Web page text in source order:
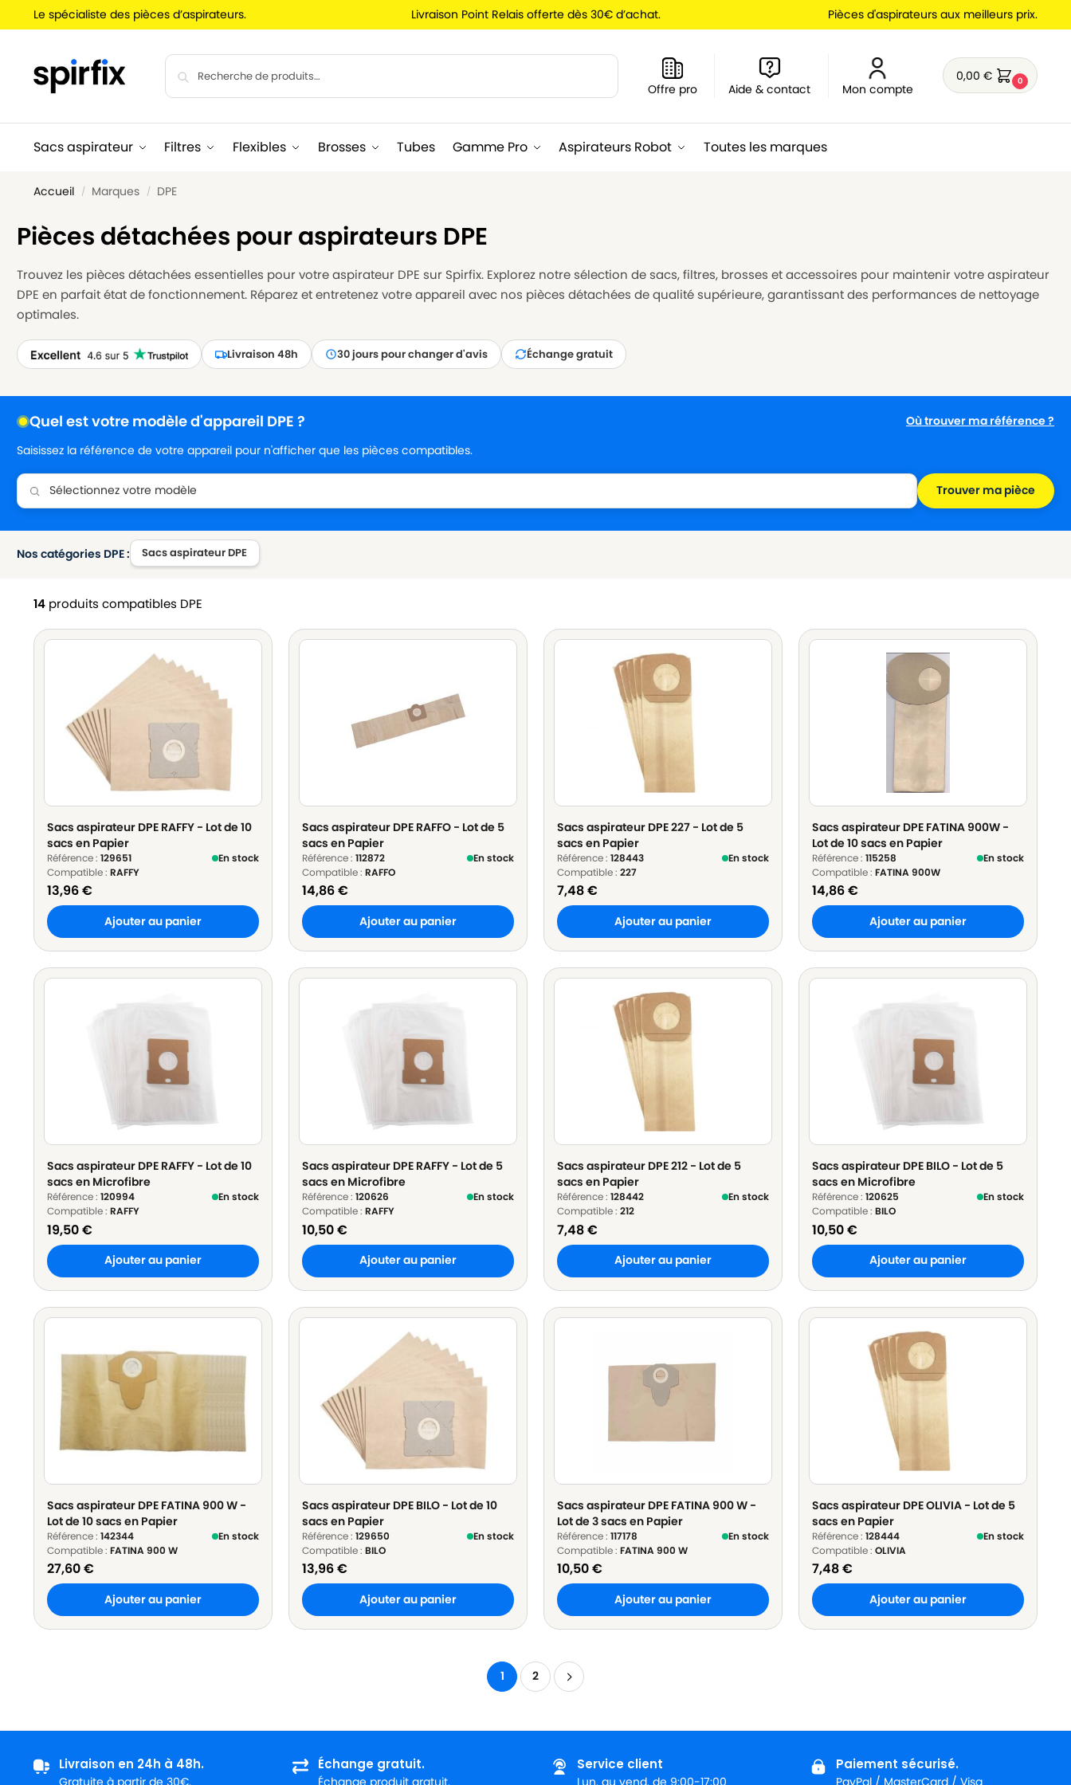
Le spécialiste des pièces d’aspirateurs. Livraison Point Relais offerte dès 30€ d’achat. Pièces d'aspirateurs aux meilleurs prix.
Offre pro Aide & contact Mon compte
0,00€ 0
Sacs aspirateur Filtres Flexibles Brosses Tubes Gamme Pro Aspirateurs Robot Toutes les marques
Accueil / Marques / DPE
Pièces détachées pour aspirateurs DPE
Trouvez les pièces détachées essentielles pour votre aspirateur DPE sur Spirfix. Explorez notre sélection de sacs, filtres, brosses et accessoires pour maintenir votre aspirateur
DPE en parfait état de fonctionnement. Réparez et entretenez votre appareil avec nos pièces détachées de qualité supérieure, garantissant des performances de nettoyage
optimales.
Livraison 48h 30 jours pour changer d'avis Échange gratuit
Quel est votre modèle d'appareil DPE ?
Où trouver ma référence ?
Saisissez la référence de votre appareil pour n'afficher que les pièces compatibles.
Trouver ma pièce
Nos catégories DPE : Sacs aspirateur DPE
14produits compatibles DPE
Sacs aspirateur DPE RAFFY - Lot de 10
sacs en Papier
Référence : 129651
En stock
Compatible : RAFFY
13,96€
Ajouter au panier
Sacs aspirateur DPE RAFFO - Lot de 5
sacs en Papier
Référence : 112872
En stock
Compatible : RAFFO
14,86€
Ajouter au panier
Sacs aspirateur DPE 227 - Lot de 5
sacs en Papier
Référence : 128443
En stock
Compatible : 227
7,48€
Ajouter au panier
Sacs aspirateur DPE FATINA 900W -
Lot de 10 sacs en Papier
Référence :115258
En stock
Compatible :FATINA 900W
14,86€
Ajouter au panier
Sacs aspirateur DPE RAFFY - Lot de 10
sacs en Microfibre
Référence : 120994
En stock
Compatible : RAFFY
19,50€
Ajouter au panier
Sacs aspirateur DPE RAFFY - Lot de 5
sacs en Microfibre
Référence : 120626
En stock
Compatible : RAFFY
10,50€
Ajouter au panier
Sacs aspirateur DPE 212 - Lot de 5
sacs en Papier
Référence : 128442
En stock
Compatible : 212
7,48€
Ajouter au panier
Sacs aspirateur DPE BILO - Lot de 5
sacs en Microfibre
Référence :120625
En stock
Compatible :BILO
10,50€
Ajouter au panier
Sacs aspirateur DPE FATINA 900 W -
Lot de 10 sacs en Papier
Référence : 142344
En stock
Compatible : FATINA 900 W
27,60€
Ajouter au panier
Sacs aspirateur DPE BILO - Lot de 10
sacs en Papier
Référence : 129650
En stock
Compatible : BILO
13,96€
Ajouter au panier
Sacs aspirateur DPE FATINA 900 W -
Lot de 3 sacs en Papier
Référence : 117178
En stock
Compatible : FATINA 900 W
10,50€
Ajouter au panier
Sacs aspirateur DPE OLIVIA - Lot de 5
sacs en Papier
Référence :128444
En stock
Compatible :OLIVIA
7,48€
Ajouter au panier
1 2
Livraison en 24h à 48h.
Gratuite à partir de 30€.
Échange gratuit.
Échange produit gratuit.
Service client
Lun. au vend. de 9:00-17:00
Paiement sécurisé.
PayPal / MasterCard / Visa